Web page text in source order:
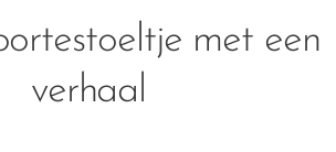
met een
verhaal